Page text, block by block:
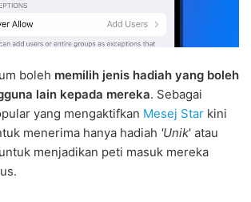
boleh memilih jenis hadiah yang boleh
lain kepada mereka. Sebagai
yang mengaktifkan Mesej Star kini
menerima hanya hadiah 'Unik' atau
menjadikan peti masuk mereka